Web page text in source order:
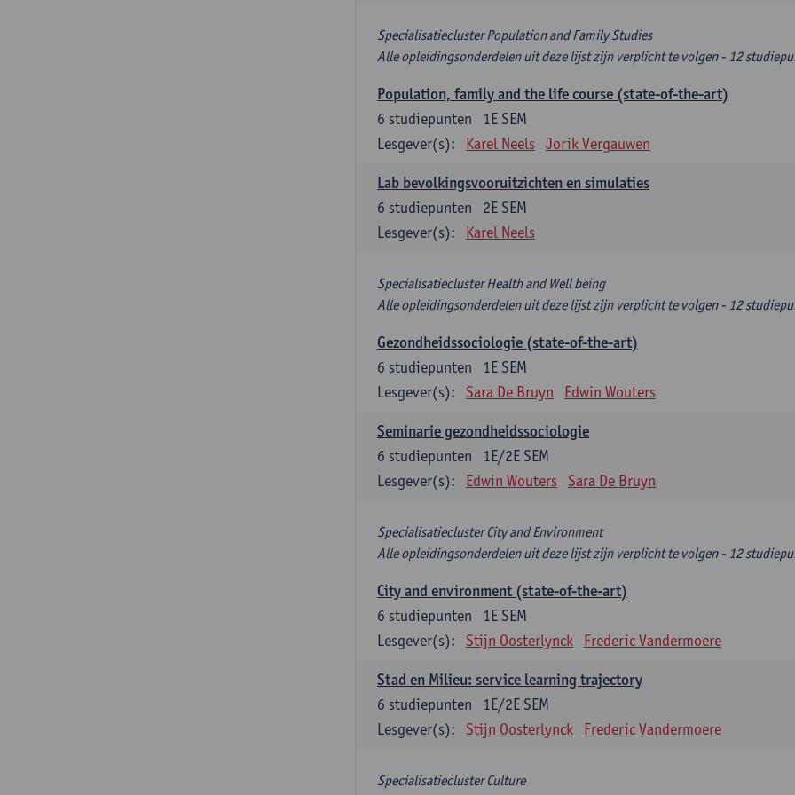
Specialisatiecluster Population and Family Studies
Alle opleidingsonderdelen uit deze lijst zijn verplicht te volgen - 12
Population, family and the life course (state-of-the-art)
1E SEM
6 studiepunten
Lesgever(s):
Karel Neels Jorik Vergauwen
Lab bevolkingsvooruitzichten en simulaties
2E SEM
6 studiepunten
Lesgever(s):
Karel Neels
Specialisatiecluster Health and Well being
Alle opleidingsonderdelen uit deze lijst zijn verplicht te volgen - 12
Gezondheidssociologie (state-of-the-art)
1E SEM
6 studiepunten
Lesgever(s):
Sara De Bruyn Edwin Wouters
Seminarie gezondheidssociologie
1E/2E SEM
6 studiepunten
Lesgever(s):
Edwin Wouters Sara De Bruyn
Specialisatiecluster City and Environment
Alle opleidingsonderdelen uit deze lijst zijn verplicht te volgen - 12
City and environment (state-of-the-art)
1E SEM
6 studiepunten
Lesgever(s):
Stijn Oosterlynck Frederic Vandermoere
Stad en Milieu: service learning trajectory
1E/2E SEM
6 studiepunten
Lesgever(s):
Stijn Oosterlynck Frederic Vandermoere
Specialisatiecluster Culture